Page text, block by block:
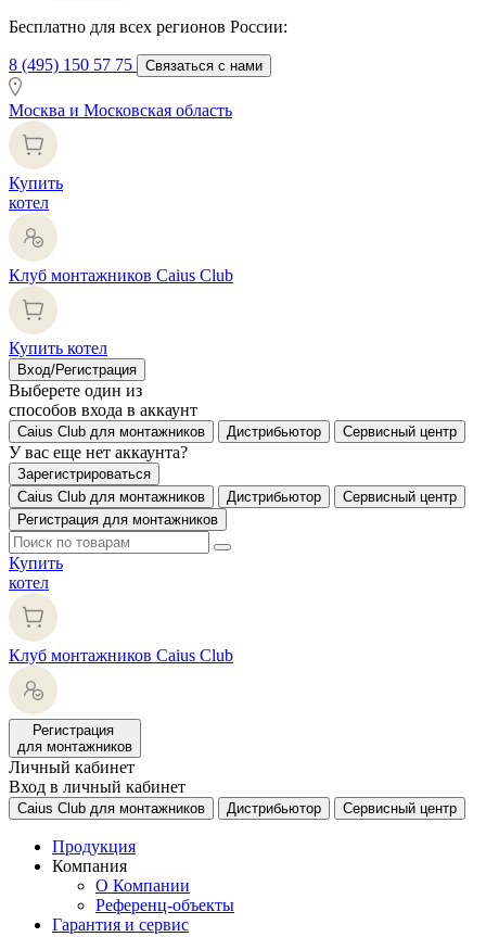
Бесплатно для всех регионов России:
8 (495) 150 57 75 Связаться с нами
Москва и Московская область
Купить
котел
Клуб монтажников Caius Club
Купить котел
Вход/Регистрация
Выберете один из
способов входа в аккаунт
Caius Club для монтажников Дистрибьютор Сервисный центр
У вас еще нет аккаунта?
Зарегистрироваться
Caius Club для монтажников
Дистрибьютор
Сервисный центр
Регистрация для монтажников
Купить
котел
Клуб монтажников Caius Club
Регистрация
для монтажников
Личный кабинет
Вход в личный кабинет
Caius Club для монтажников Дистрибьютор Сервисный центр
Продукция
Компания
О Компании
Референц-объекты
Гарантия и сервис